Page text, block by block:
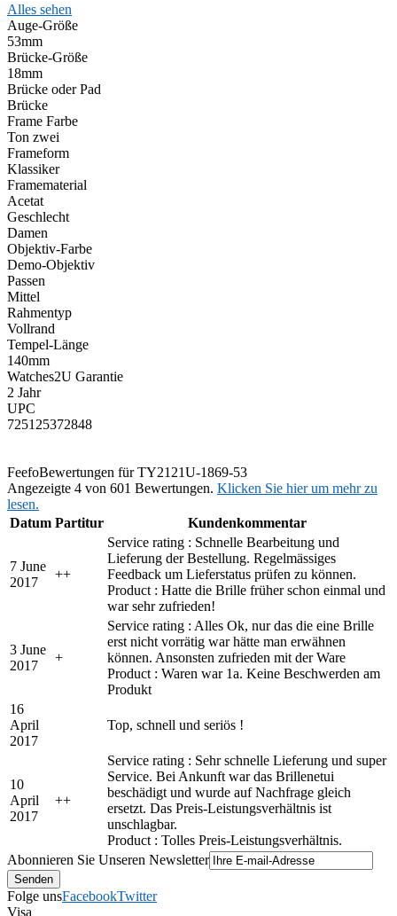
Alles sehen
Auge-Größe
53mm
Brücke-Größe
18mm
Brücke oder Pad
Brücke
Frame Farbe
Ton zwei
Frameform
Klassiker
Framematerial
Acetat
Geschlecht
Damen
Objektiv-Farbe
Demo-Objektiv
Passen
Mittel
Rahmentyp
Vollrand
Tempel-Länge
140mm
Watches2U Garantie
2 Jahr
UPC
725125372848
FeefoBewertungen für TY2121U-1869-53
Angezeigte 4 von 601 Bewertungen. Klicken Sie hier um mehr zu
lesen.
Datum Partitur Kundenkommentar
7 June
2017
++
Service rating : Schnelle Bearbeitung und
Lieferung der Bestellung. Regelmässiges
Feedback um Lieferstatus prüfen zu können.
Product : Hatte die Brille früher schon einmal und
war sehr zufrieden!
3 June
2017
+
Service rating : Alles Ok, nur das die eine Brille
erst nicht vorrätig war hätte man erwähnen
können. Ansonsten zufrieden mit der Ware
Product : Waren war 1a. Keine Beschwerden am
Produkt
16
April
2017
Top, schnell und seriös !
10
April
2017
++
Service rating : Sehr schnelle Lieferung und super
Service. Bei Ankunft war das Brillenetui
beschädigt und wurde auf Nachfrage gleich
ersetzt. Das Preis-Leistungsverhältnis ist
unschlagbar.
Product : Tolles Preis-Leistungsverhältnis.
Abonnieren Sie Unseren Newsletter
Folge unsFacebookTwitter
Visa